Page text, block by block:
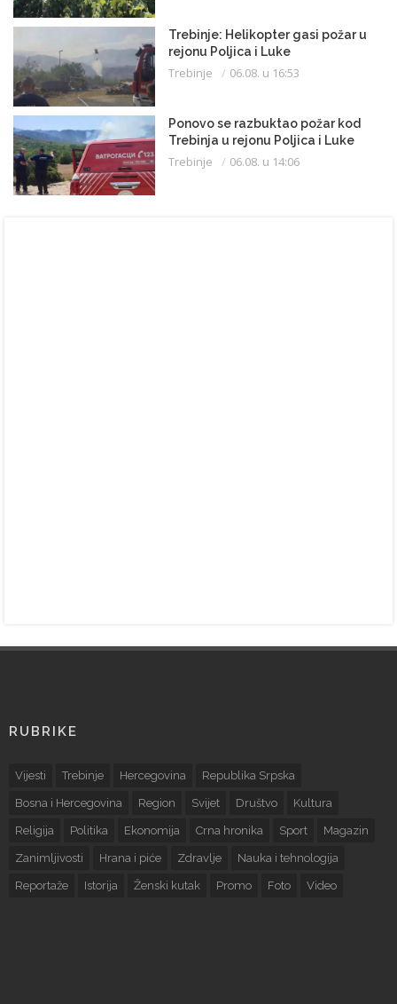
Trebinje: Helikopter gasi požar u
rejonu Poljica i Luke
Trebinje 06.08. u 16:53
Ponovo se razbuktao požar kod
Trebinja u rejonu Poljica i Luke
Trebinje 06.08. u 14:06
RUBRIKE
Vijesti Trebinje Hercegovina Republika Srpska
Bosna i Hercegovina Region Svijet Društvo Kultura
Religija Politika Ekonomija Crna hronika Sport Magazin
Zanimljivosti Hrana i piće Zdravlje Nauka i tehnologija
Reportaže Istorija Ženski kutak Promo Foto Video